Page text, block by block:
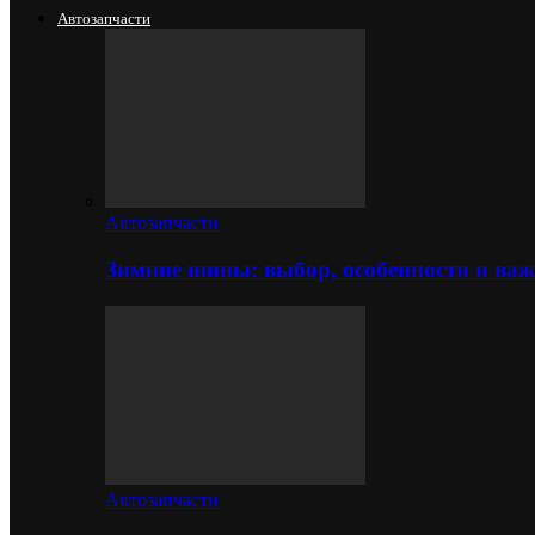
Автозапчасти
Автозапчасти
Зимние шины: выбор, особенности и
Автозапчасти